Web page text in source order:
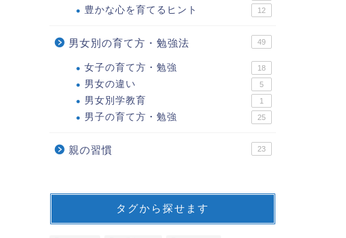
子どもが理科を好きになるには？
2020-04-14
学力を伸ばすヒント
豊かな心を育てるヒント 12
男女別の育て方・勉強法 49
女子の育て方・勉強 18
男女の違い 5
男女別学教育 1
男子の育て方・勉強 25
親の習慣 23
タグから探せます